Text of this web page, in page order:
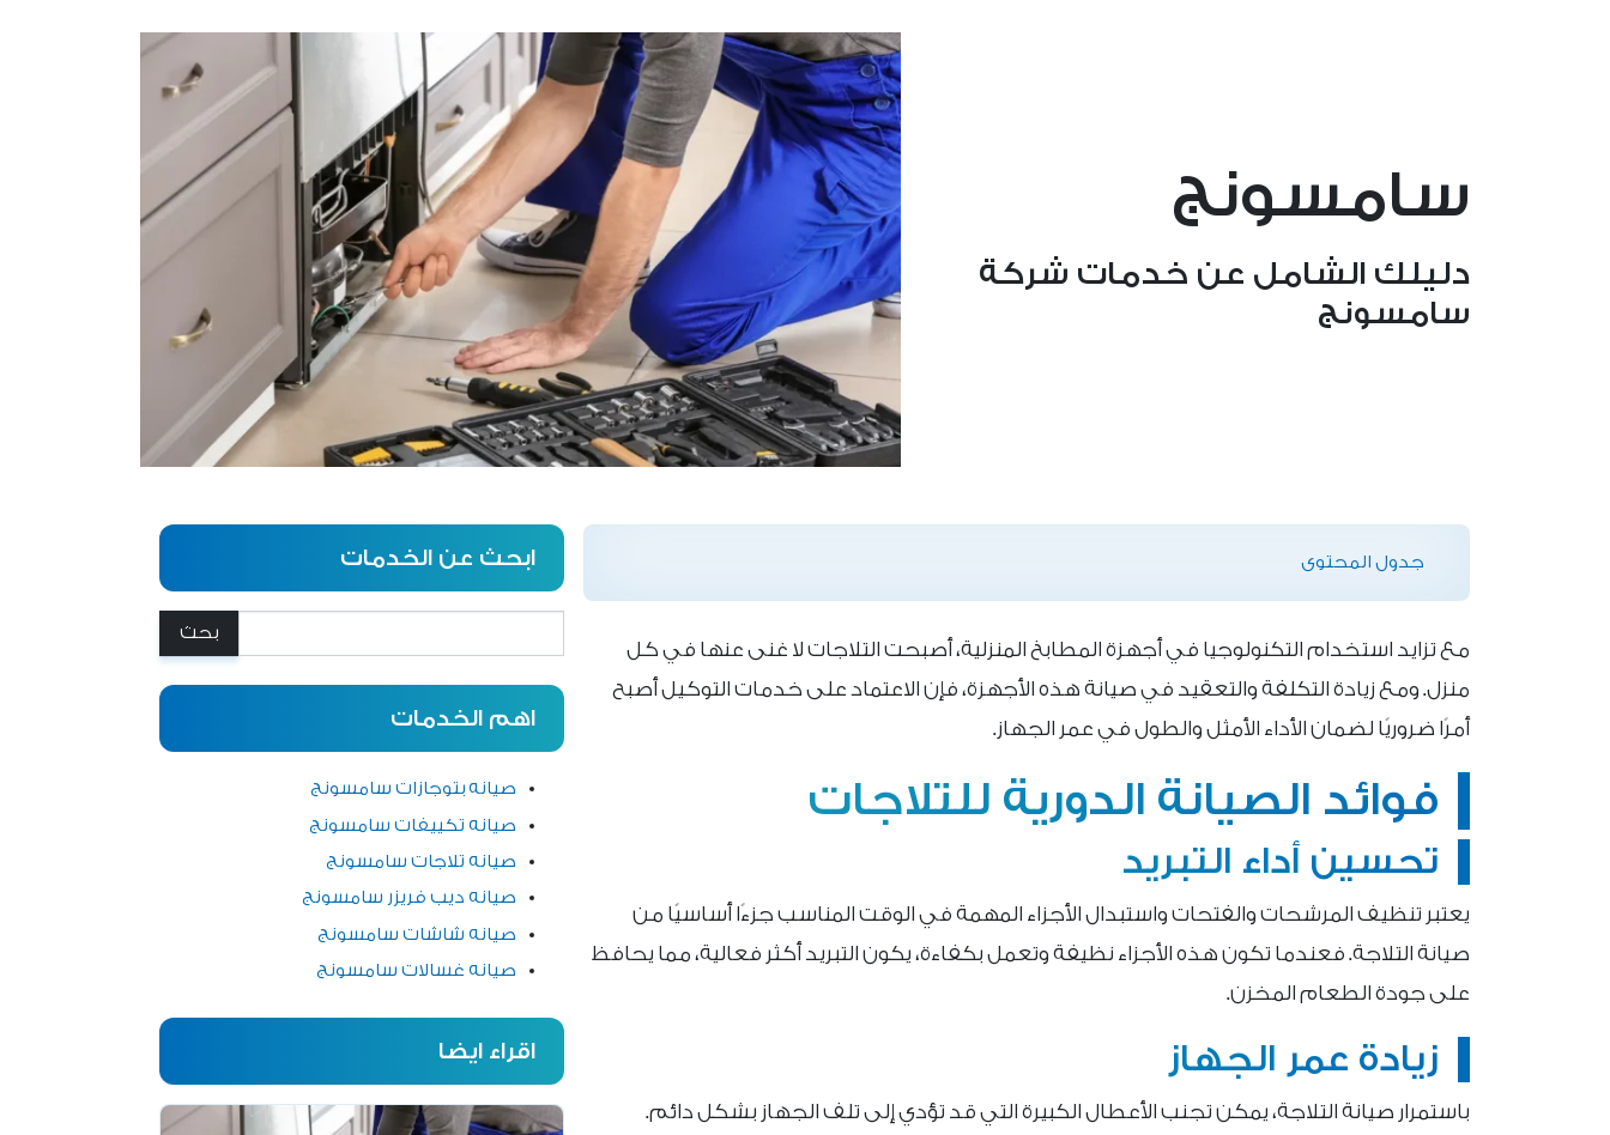
سامسونج
دليلك الشامل عن خدمات شركة
سامسونج
جدول المحتوى
مع تزايد استخدام التكنولوجيا في أجهزة المطابخ المنزلية، أصبحت التلاجات لا غنى عنها في كل
منزل. ومع زيادة التكلفة والتعقيد في صيانة هذه الأجهزة، فإن الاعتماد على خدمات التوكيل أصبح
أمرًا ضروريًا لضمان الأداء الأمثل والطول في عمر الجهاز.
فوائد الصيانة الدورية للتلاجات
تحسين أداء التبريد
يعتبر تنظيف المرشحات والفتحات واستبدال الأجزاء المهمة في الوقت المناسب جزءًا أساسيًا من
صيانة التلاجة. فعندما تكون هذه الأجزاء نظيفة وتعمل بكفاءة، يكون التبريد أكثر فعالية، مما يحافظ
على جودة الطعام المخزن.
زيادة عمر الجهاز
باستمرار صيانة التلاجة، يمكن تجنب الأعطال الكبيرة التي قد تؤدي إلى تلف الجهاز بشكل دائم.
ابحث عن الخدمات
اهم الخدمات
صيانه بتوجازات سامسونج
صيانه تكييفات سامسونج
صيانه تلاجات سامسونج
صيانه ديب فريزر سامسونج
صيانه شاشات سامسونج
صيانه غسالات سامسونج
اقراء ايضا